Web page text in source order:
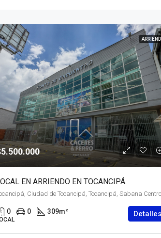
EN ARRIENDO EN TOCANCIPÁ.
0 0 309m² Detalles